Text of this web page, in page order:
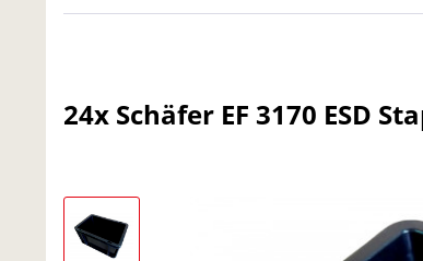
24x Schäfer EF 3170 ESD